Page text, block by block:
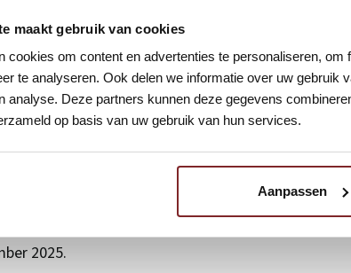
maakt gebruik van cookies
cookies om content en advertenties te personaliseren,
te analyseren. Ook delen we informatie over uw gebruik
analyse. Deze partners kunnen deze gegevens
op basis van uw gebruik van hun services.
Aanpassen
op rechtsverhoudingen tussen Autoreset
2025.